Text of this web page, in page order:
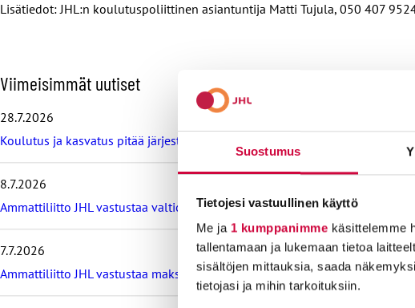
Suostumus
Tietojesi vastuullinen käyttö
Me ja 1 kumppanimme käsittelemme
tallentamaan ja lukemaan tietoa
sisältöjen mittauksia, saada
tietojasi ja mihin tarkoituksiin.
Lisätiedot: JHL:n koulutuspoliittinen asiantuntija Matti Tujula, 050 407
O
h
i
t
a
v
i
m
s
i
Viimeisimmät uutiset
28.7.2026
Koulutus ja kasvatus pitää järjestää lasten ja nuorten hyvinvoinnin
8.7.2026
Ammattiliitto JHL vastustaa valtiokonttoria koskevan lain muutosta
7.7.2026
Ammattiliitto JHL vastustaa maksullisia avoimia korkeakoulututkintoja